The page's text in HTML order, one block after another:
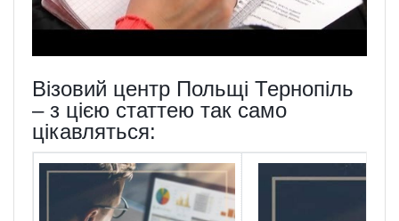
Візовий центр Польщі Тернопіль
– з цією статтею так само
цікавляться: